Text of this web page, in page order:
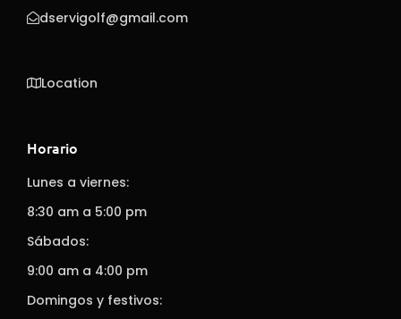
dservigolf@gmail.com
Location
Horario
Lunes a viernes:
8:30 am a 5:00 pm
Sábados:
9:00 am a 4:00 pm
Domingos y festivos: